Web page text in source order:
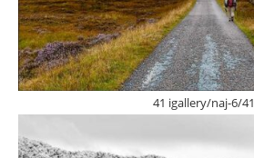
41 igallery/naj-6/41